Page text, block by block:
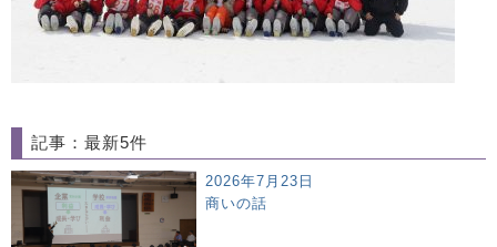
記事：最新5件
2026年7月23日
商いの話